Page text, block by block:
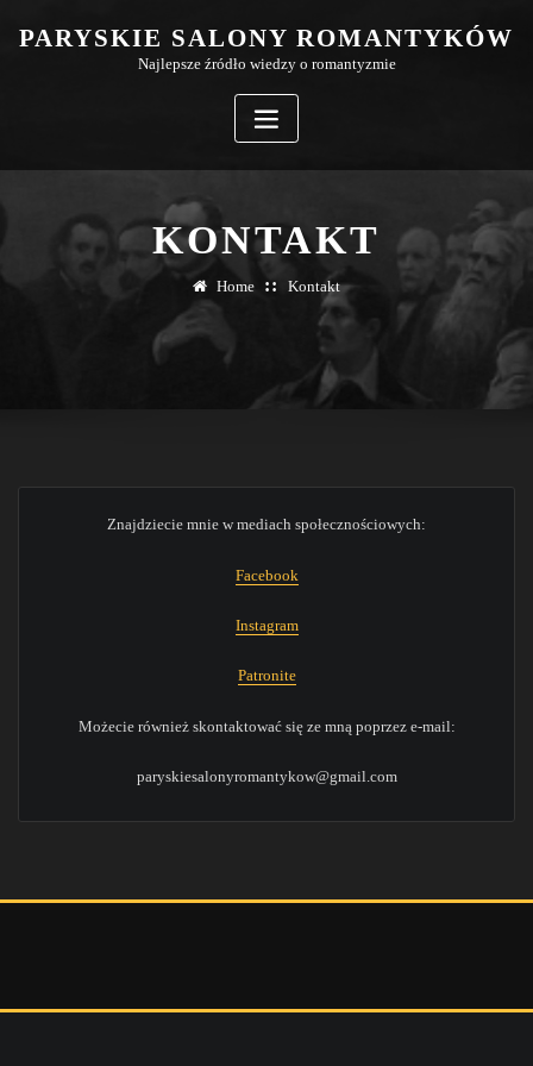
PARYSKIE SALONY ROMANTYKÓW
Najlepsze źródło wiedzy o romantyzmie
KONTAKT
Home Kontakt
Znajdziecie mnie w mediach społecznościowych:
Facebook
Instagram
Patronite
Możecie również skontaktować się ze mną poprzez e-mail:
paryskiesalonyromantykow@gmail.com